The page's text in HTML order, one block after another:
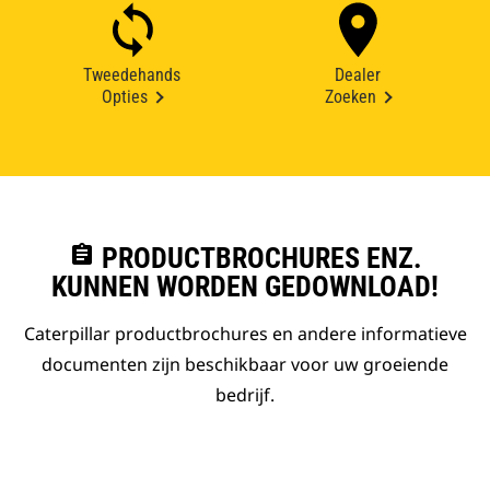
Tweedehands
Opties
Dealer
Zoeken
assignment PRODUCTBROCHURES ENZ.
KUNNEN WORDEN GEDOWNLOAD!
Caterpillar productbrochures en andere informatieve
documenten zijn beschikbaar voor uw groeiende
bedrijf.